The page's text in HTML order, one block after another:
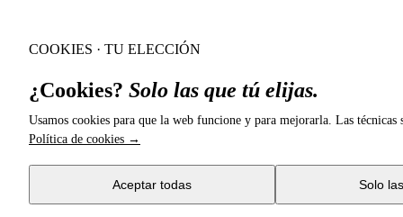
COOKIES · TU ELECCIÓN
¿Cookies? Solo las que tú elijas.
Usamos cookies para que la web funcione y para mejorarla. Las
Política de cookies →
Aceptar todas Solo